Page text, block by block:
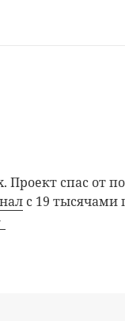
Проект спас от
с 19 тысячами